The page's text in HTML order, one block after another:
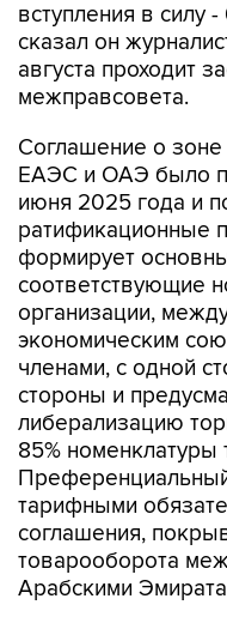
августа проходит
межправсовета.
Соглашение о зоне
июня 2025 года и
ратификационные
формирует
соответствующие
организации,
экономическим
членами, с одной
стороны и
либерализацию
85% номенклатуры
Преференциальный
тарифными
соглашения,
товарооборота
Арабскими
Соглашение